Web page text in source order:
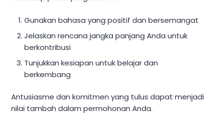
Gunakan bahasa yang positif dan bersemangat
Jelaskan rencana jangka panjang Anda untuk
berkontribusi
Tunjukkan kesiapan untuk belajar dan
berkembang
Antusiasme dan komitmen yang tulus dapat menjadi
nilai tambah dalam permohonan Anda.